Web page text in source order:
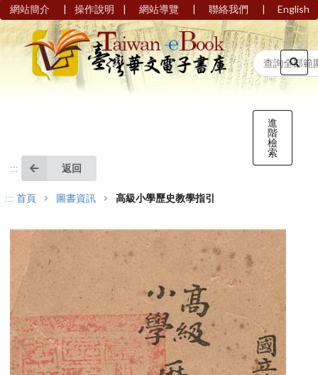
網站簡介 | 操作說明 | 網站導覽 | 聯絡我們 | English
進
階
檢
索
::: 返回
::: 首頁 圖書資訊 高級小學歷史教學指引